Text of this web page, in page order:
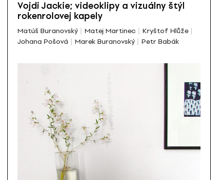
Vojdi Jackie; videoklipy a vizuálny štýl
rokenrolovej kapely
Matúš Buranovský Matej Martinec
Kryštof Hlůže
Johana Pošová
Marek Buranovský Petr Babák